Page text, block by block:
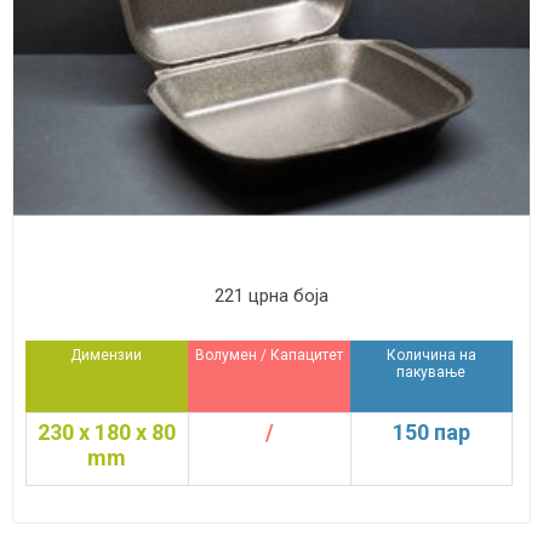
221 црна боја
Димензии Волумен / Капацитет
Количина на
пакување
230 x 180 x 80
mm
/ 150 пар